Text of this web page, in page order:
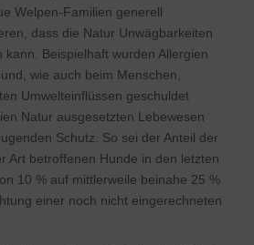
Welpen-Familien generell
dass die Natur Unwägbarkeiten
kann. Beispielhaft wurden Allergien
wie auch beim Menschen,
Umwelteinflüssen geschuldet
Natur ausgesetzten Lebewesen
Schutz. So sei der Anteil der
Art betroffenen Hunde in den letzten
10 % auf mittlerweile beinahe 25 %
einer noch nicht eingerechneten